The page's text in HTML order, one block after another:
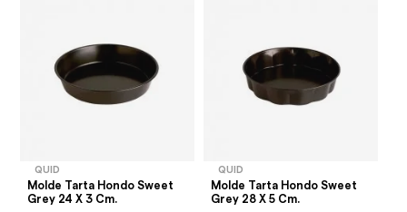
QUID
Molde Tarta Hondo Sweet
Grey 24 X 3 Cm.
QUID
Molde Tarta Hondo Sweet
Grey 28 X 5 Cm.